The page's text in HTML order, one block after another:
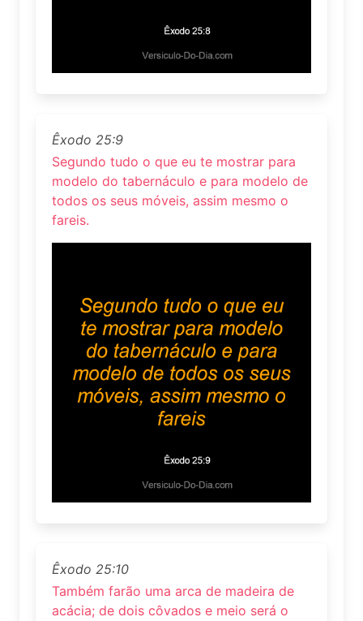
Êxodo 25:9
Segundo tudo o que eu te mostrar para
modelo do tabernáculo e para modelo de
todos os seus móveis, assim mesmo o
fareis.
Êxodo 25:10
Também farão uma arca de madeira de
acácia; de dois côvados e meio será o